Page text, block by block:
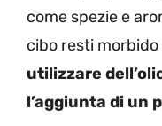
come spezie e
cibo resti morbido
utilizzare
l’aggiunta di un